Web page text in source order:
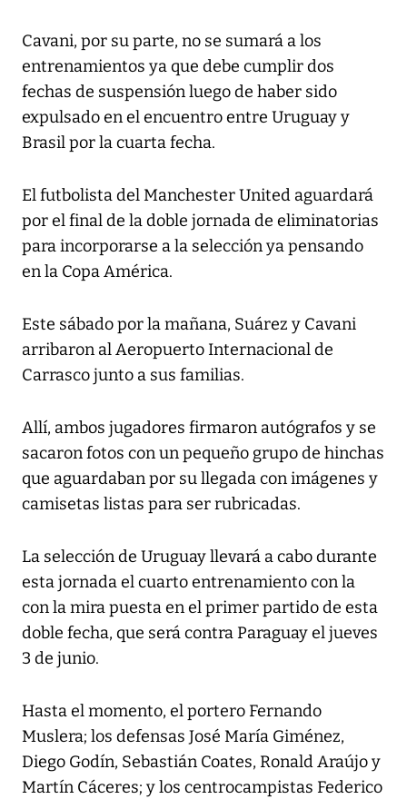
Cavani, por su parte, no se sumará a los
entrenamientos ya que debe cumplir dos
fechas de suspensión luego de haber sido
expulsado en el encuentro entre Uruguay y
Brasil por la cuarta fecha.
El futbolista del Manchester United aguardará
por el final de la doble jornada de eliminatorias
para incorporarse a la selección ya pensando
en la Copa América.
Este sábado por la mañana, Suárez y Cavani
arribaron al Aeropuerto Internacional de
Carrasco junto a sus familias.
Allí, ambos jugadores firmaron autógrafos y se
sacaron fotos con un pequeño grupo de hinchas
que aguardaban por su llegada con imágenes y
camisetas listas para ser rubricadas.
La selección de Uruguay llevará a cabo durante
esta jornada el cuarto entrenamiento con la
con la mira puesta en el primer partido de esta
doble fecha, que será contra Paraguay el jueves
3 de junio.
Hasta el momento, el portero Fernando
Muslera; los defensas José María Giménez,
Diego Godín, Sebastián Coates, Ronald Araújo y
Martín Cáceres; y los centrocampistas Federico